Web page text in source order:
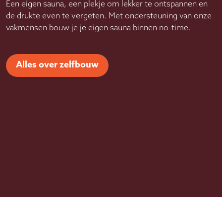
Een eigen sauna, een plekje om lekker te ontspannen en
de drukte even te vergeten. Met ondersteuning van onze
vakmensen bouw je je eigen sauna binnen no-time.
Alles over zelfbouw